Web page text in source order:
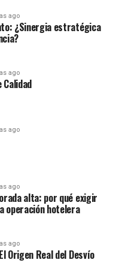
ago
¿Sinergia estratégica
ago
ago
ago
alta: por qué exigir
operación hotelera
ago
Origen Real del Desvío